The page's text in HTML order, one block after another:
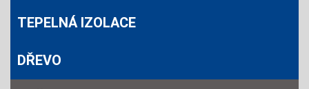
TEPELNÁ IZOLACE
DŘEVO